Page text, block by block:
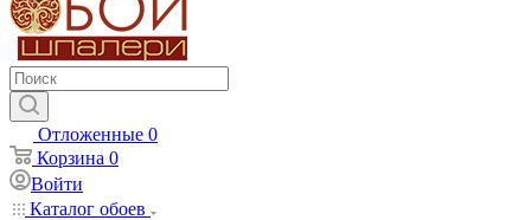
Отложенные 0
Корзина 0
Войти
Каталог обоев